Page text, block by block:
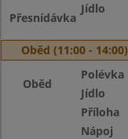
Přesnídávka
Jídlo
Oběd (11:00 - 14:00)
Oběd
Polévka
Jídlo
Příloha
Nápoj